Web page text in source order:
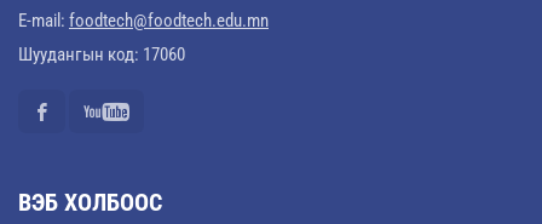
E-mail: foodtech@foodtech.edu.mn
Шуудангын код: 17060
ВЭБ ХОЛБООС